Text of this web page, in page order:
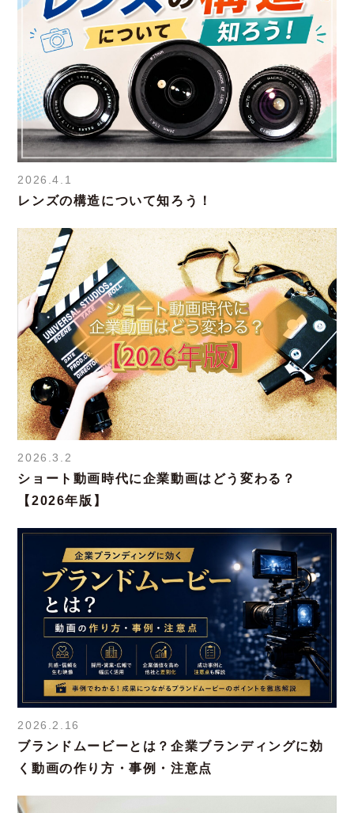
2026.4.1
レンズの構造について知ろう！
2026.3.2
ショート動画時代に企業動画はどう変わる？
【2026年版】
2026.2.16
ブランドムービーとは？企業ブランディングに効
く動画の作り方・事例・注意点